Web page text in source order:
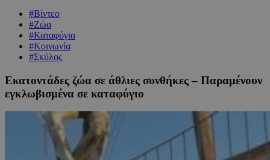
#Βίντεο
#Ζώα
#Καταφύγια
#Κοινωνία
#Σκύλος
Εκατοντάδες ζώα σε άθλιες συνθήκες – Παραμένουν
εγκλωβισμένα σε καταφύγιο